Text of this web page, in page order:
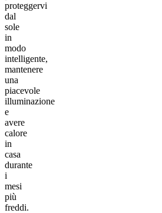
proteggervi
dal
sole
in
modo
intelligente,
mantenere
una
piacevole
illuminazione
e
avere
calore
in
casa
durante
i
mesi
più
freddi.